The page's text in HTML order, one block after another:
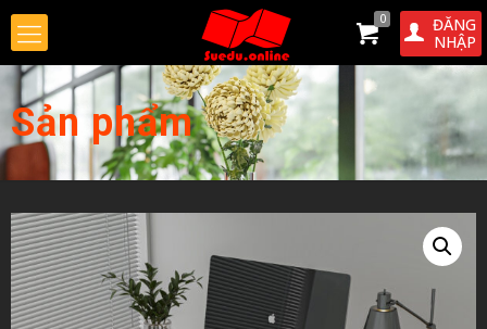
0
ĐĂNG
NHẬP
Sản phẩm